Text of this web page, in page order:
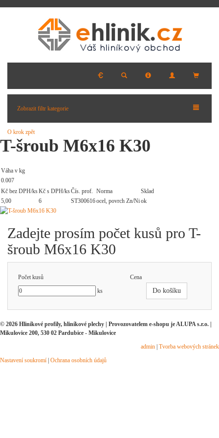
Zobrazit filtr kategorie
O krok zpět
T-šroub M6x16 K30
Váha v kg
0.007
Kč bez DPH/ksKč s DPH/ksČís. prof. Norma
Sklad
5,00
6 ST300616ocel, povrch Zn/Niok
Zadejte prosím počet kusů pro T-
šroub M6x16 K30
Počet kusů
Cena
ks
Do košíku
© 2026 Hliníkové profily, hliníkové plechy | Provozovatelem e-shopu je ALUPA s.r.o. |
Mikulovice 200, 530 02 Pardubice - Mikulovice
admin Tvorba webových stránek
Nastavení soukromí Ochrana osobních údajů